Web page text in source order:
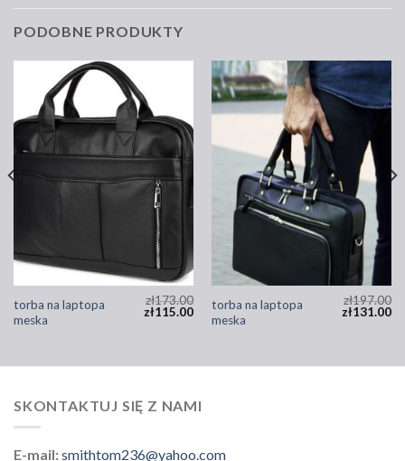
PODOBNE PRODUKTY
torba na laptopa
meska
zł173.00
zł115.00
torba na laptopa
meska
zł197.00
zł131.00
SKONTAKTUJ SIĘ Z NAMI
E-mail:smithtom236@yahoo.com